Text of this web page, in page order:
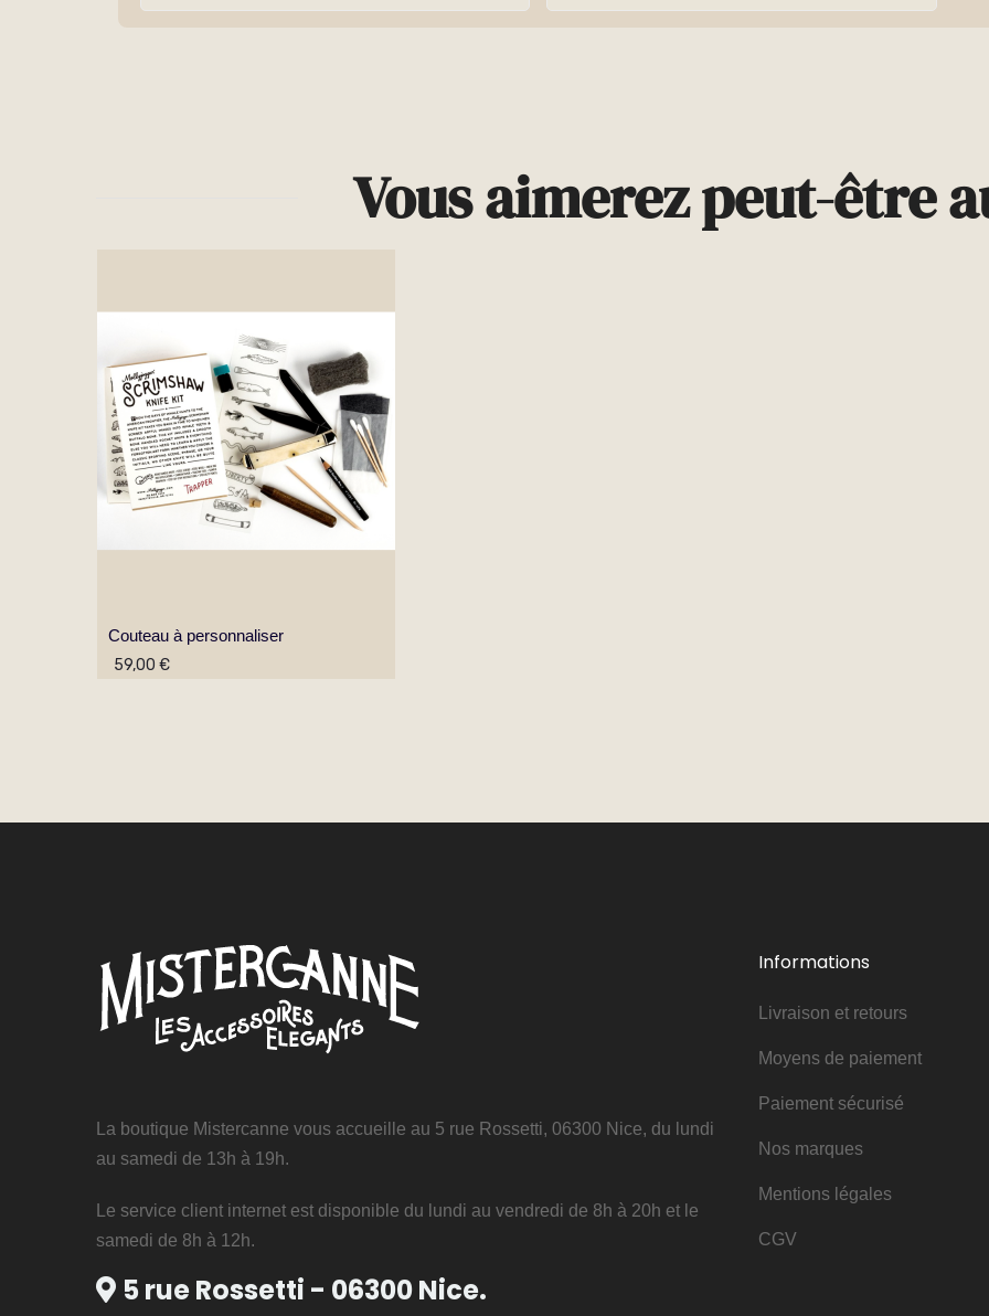
Vous aimerez peut-être
Couteau à personnaliser
59,00 €
La boutique Mistercanne vous accueille au 5 rue Rossetti, 06300 Nice, du lundi
au samedi de 13h à 19h.
Le service client internet est disponible du lundi au vendredi de 8h à 20h et le
samedi de 8h à 12h.
5 rue Rossetti - 06300 Nice.
Informations
Livraison et retours
Moyens de paiement
Paiement sécurisé
Nos marques
Mentions légales
CGV